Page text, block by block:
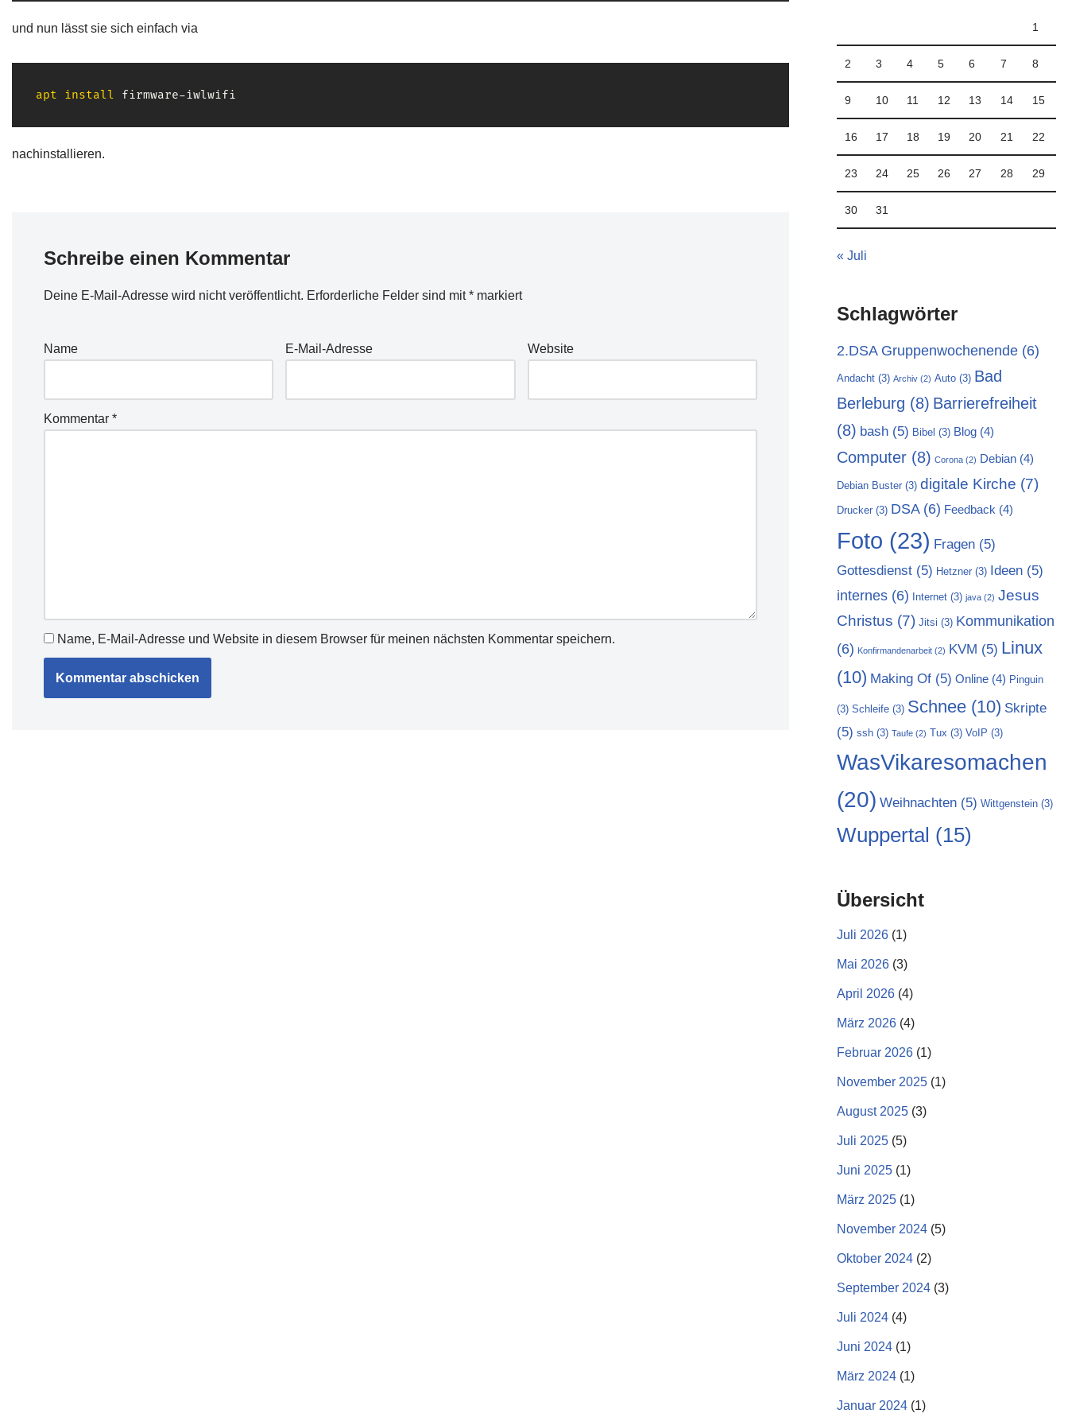
und nun lässt sie sich einfach via
apt install firmware-iwlwifi
nachinstallieren.
Schreibe einen Kommentar
Deine E-Mail-Adresse wird nicht veröffentlicht. Erforderliche Felder sind mit* markiert
Name E-Mail-Adresse Website
Kommentar *
Name, E-Mail-Adresse und Website in diesem Browser für meinen nächsten Kommentar speichern.
1
2 3 4 5 6 7 8
9 10 11 12 13 14 15
16 17 18 19 20 21 22
23 24 25 26 27 28 29
30 31
« Juli
Schlagwörter
2.DSA Gruppenwochenende (6)
Andacht (3) Archiv (2) Auto (3) Bad
Berleburg (8) Barrierefreiheit
(8) bash (5) Bibel (3) Blog (4)
Computer (8) Corona (2) Debian (4)
Debian Buster (3) digitale Kirche (7)
Drucker (3) DSA(6) Feedback (4)
Foto (23) Fragen (5)
Gottesdienst (5) Hetzner (3) Ideen (5)
internes (6) Internet (3) java (2) Jesus
Christus (7) Jitsi (3) Kommunikation
(6) Konfirmandenarbeit (2) KVM (5) Linux
(10) Making Of (5) Online (4) Pinguin
(3) Schleife (3) Schnee (10) Skripte
(5) ssh (3) Taufe (2) Tux (3) VoIP (3)
WasVikaresomachen
(20) Weihnachten (5) Wittgenstein (3)
Wuppertal (15)
Übersicht
Juli 2026 (1)
Mai 2026 (3)
April 2026 (4)
März 2026 (4)
Februar 2026 (1)
November 2025 (1)
August 2025 (3)
Juli 2025 (5)
Juni 2025 (1)
März 2025 (1)
November 2024 (5)
Oktober 2024 (2)
September 2024 (3)
Juli 2024 (4)
Juni 2024 (1)
März 2024 (1)
Januar 2024 (1)